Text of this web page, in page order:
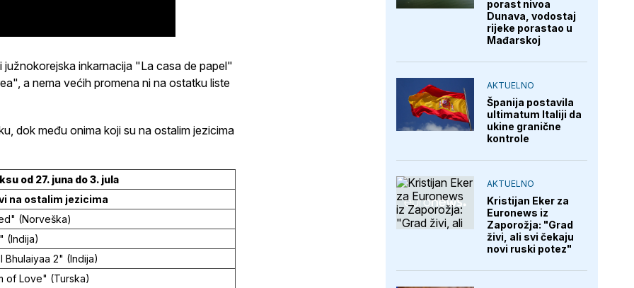
južnokorejska inkarnacija "La casa de papel"
a nema većih promena ni na ostatku liste
dok među onima koji su na ostalim jezicima
od 27. juna do 3. jula
na ostalim jezicima
(Norveška)
(Indija)
Bhulaiyaa 2" (Indija)
of Love" (Turska)
porast nivoa
Dunava, vodostaj
rijeke porastao u
Mađarskoj
AKTUELNO
Španija postavila
ultimatum Italiji da
ukine granične
kontrole
AKTUELNO
Kristijan Eker za
Euronews iz
Zaporožja: "Grad
živi, ali svi čekaju
novi ruski potez"